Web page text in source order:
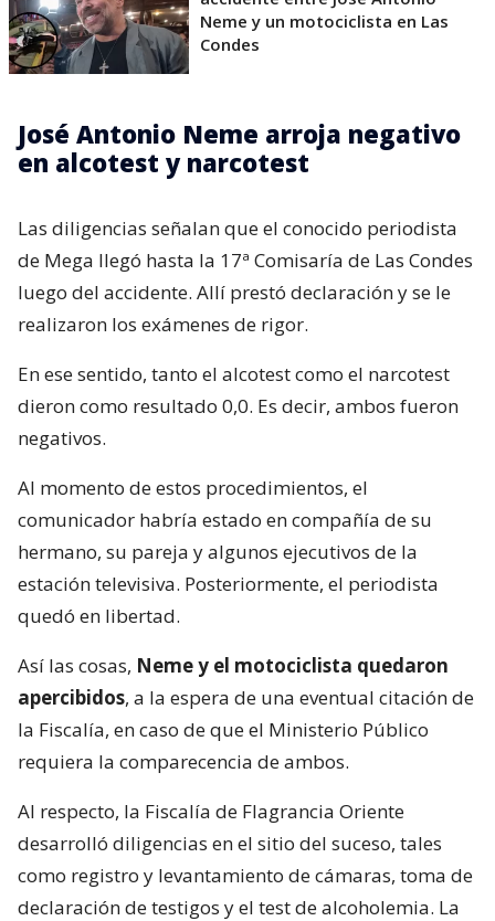
Neme y un motociclista en Las
Condes
José Antonio Neme arroja negativo
en alcotest y narcotest
Las diligencias señalan que el conocido periodista
de Mega llegó hasta la 17ª Comisaría de Las Condes
luego del accidente. Allí prestó declaración y se le
realizaron los exámenes de rigor.
En ese sentido, tanto el alcotest como el narcotest
dieron como resultado 0,0. Es decir, ambos fueron
negativos.
Al momento de estos procedimientos, el
comunicador habría estado en compañía de su
hermano, su pareja y algunos ejecutivos de la
estación televisiva. Posteriormente, el periodista
quedó en libertad.
Así las cosas, Neme y el motociclista quedaron
apercibidos, a la espera de una eventual citación de
la Fiscalía, en caso de que el Ministerio Público
requiera la comparecencia de ambos.
Al respecto, la Fiscalía de Flagrancia Oriente
desarrolló diligencias en el sitio del suceso, tales
como registro y levantamiento de cámaras, toma de
declaración de testigos y el test de alcoholemia. La